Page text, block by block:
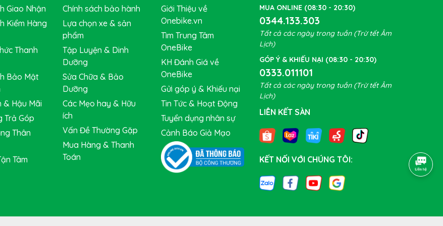
một nơi linh hoạt để cất giữ các dụng cụ và thiết bị.
Giao Nhận
Kiểm Hàng
Thanh
Bảo Mật
& Hậu Mãi
Trả Góp
Thân
Tâm
Chính sách bảo hành
Lựa chọn xe & sản
phẩm
Tập Luyện & Dinh
Dưỡng
Sửa Chữa & Bảo
Dưỡng
Các Mẹo hay & Hữu
ích
Vấn Đề Thường Gặp
Mua Hàng & Thanh
Toán
Giới Thiệu về
Onebike.vn
Tìm Trung Tâm
OneBike
KH Đánh Giá về
OneBike
Gửi góp ý & Khiếu nại
Tin Tức & Hoạt Động
Tuyển dụng nhân sự
Cảnh Báo Giả Mạo
MUA ONLINE (08:30 - 20:30)
0344.133.303
Tất cả các ngày trong tuần (Trừ tết Âm
Lịch)
GÓP Ý & KHIẾU NẠI (08:30 - 20:30)
0333.011101
Tất cả các ngày trong tuần (Trừ tết Âm
Lịch)
LIÊN KẾT SÀN
KẾT NỐI VỚI CHÚNG TÔI: